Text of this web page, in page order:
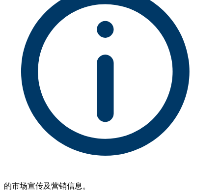
的市场宣传及营销信息。